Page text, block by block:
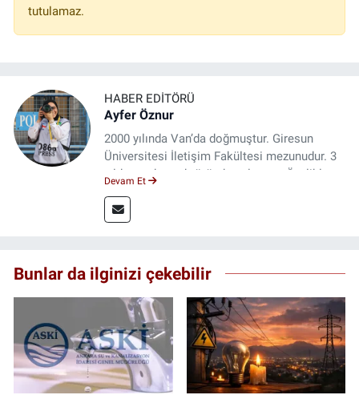
tutulamaz.
HABER EDITÖRÜ
Ayfer Öznur
2000 yılında Van’da doğmuştur. Giresun
Üniversitesi İletişim Fakültesi mezunudur. 3
yıldır medya sektöründe çalışıyor. Özelikle
Devam Et
Bunlar da ilginizi çekebilir